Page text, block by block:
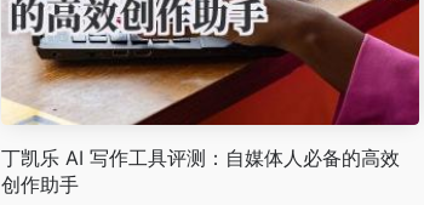
丁凯乐 AI 写作工具评测：自媒体人必备的高效
创作助手